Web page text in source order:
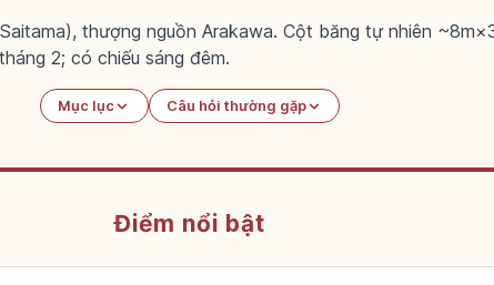
thượng nguồn Arakawa. Cột băng tự nhiên
2; có chiếu sáng đêm.
Mục lục Câu hỏi thường gặp
Điểm nổi bật